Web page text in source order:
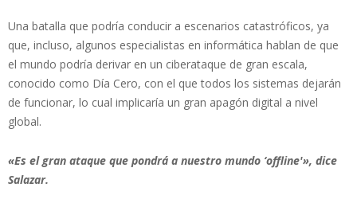
Una batalla que podría conducir a escenarios catastróficos, ya
que, incluso, algunos especialistas en informática hablan de que
el mundo podría derivar en un ciberataque de gran escala,
conocido como Día Cero, con el que todos los sistemas dejarán
de funcionar, lo cual implicaría un gran apagón digital a nivel
global.
«Es el gran ataque que pondrá a nuestro mundo ‘offline'», dice
Salazar.